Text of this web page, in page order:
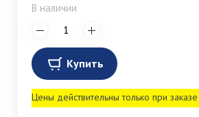
В наличии
Купить
Цены действительны только при заказе